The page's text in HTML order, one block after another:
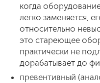
когда
легко заменяется,
относительно
это стареющее
практически не
дорабатывает до
превентивный